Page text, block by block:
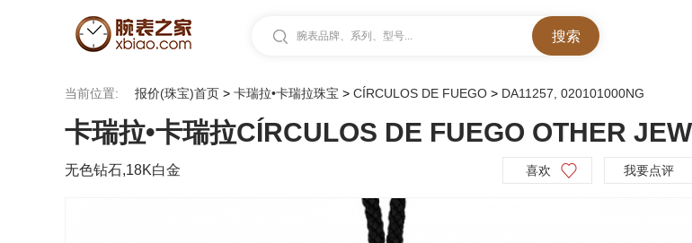
腕表品牌、系列、型号...
当前位置: 报价(珠宝)首页 > 卡瑞拉•卡瑞拉珠宝 > CÍRCULOS DE FUEGO > DA11257, 020101000NG
卡瑞拉•卡瑞拉CÍRCULOS DE FUEGO OTHER
无色钻石,18K白金 喜欢 我要点评